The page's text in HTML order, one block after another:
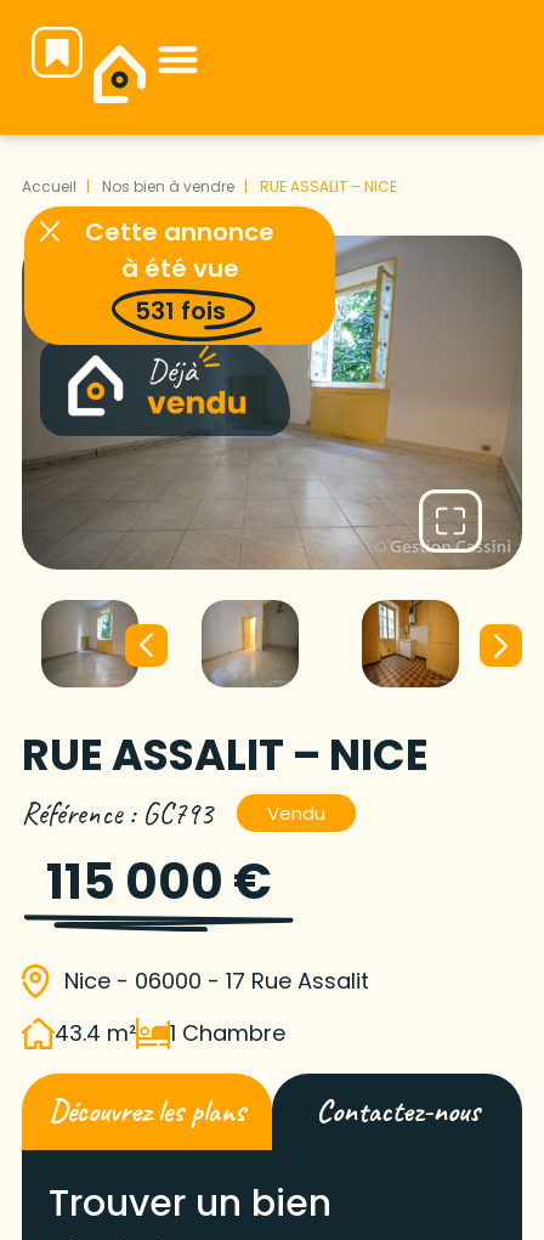
Accueil Nos bien à vendre RUE ASSALIT – NICE
RUE ASSALIT – NICE
Référence : GC793 Vendu
115 000 €
Nice - 06000 - 17 Rue Assalit
43.4 m²
1 Chambre
Découvrez les plans Contactez-nous
Trouver un bien
Cette annonce
à été vue
531 fois